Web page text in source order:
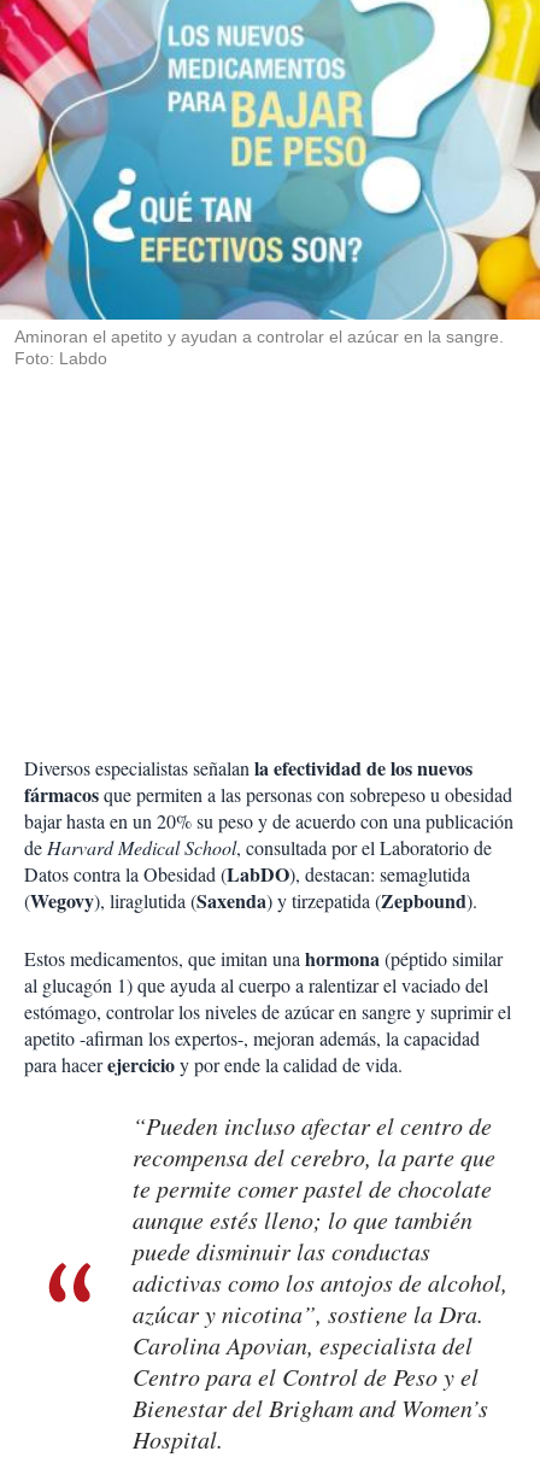
n
e
s
d
e
c
o
p
a
r
t
Aminoran el apetito y ayudan a controlar el azúcar en la sangre.
Foto: Labdo
Diversos especialistas señalanla efectividad de los nuevos
fármacosque permiten a las personas con sobrepeso u obesidad
bajar hasta en un 20% su peso y de acuerdo con una publicación
deHarvard Medical School, consultada por el Laboratorio de
Datos contra la Obesidad (LabDO), destacan: semaglutida
(Wegovy), liraglutida (Saxenda) y tirzepatida (Zepbound).
Estos medicamentos, que imitan unahormona(péptido similar
al glucagón 1) que ayuda al cuerpo a ralentizar el vaciado del
estómago, controlar los niveles de azúcar en sangre y suprimir el
apetito -afirman los expertos-, mejoran además, la capacidad
para hacerejercicioy por ende la calidad de vida.
“Pueden incluso afectar el centro de
recompensa del cerebro, la parte que
te permite comer pastel de chocolate
aunque estés lleno; lo que también
puede disminuir las conductas
adictivas como los antojos de alcohol,
azúcar y nicotina”, sostiene la Dra.
Carolina Apovian, especialista del
Centro para el Control de Peso y el
Bienestar del Brigham and Women’s
Hospital.